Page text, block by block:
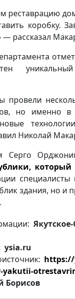
реставрацию
коробку.
рассказал
провели
но именно
новые
Николай
Серго
здания, но и
ysia.ru
https://
yakutii-
Борисов